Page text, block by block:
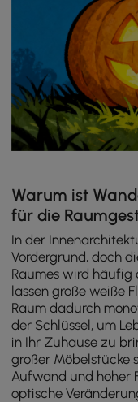
Warum ist
für die
In der
Vordergrund, doch
Raumes wird häufig
lassen große weiße
Raum dadurch
der Schlüssel, um
in Ihr Zuhause zu
großer Möbelstücke
Aufwand und hoher
optische